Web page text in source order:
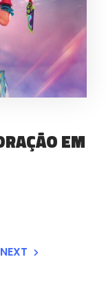
EM
NEXT